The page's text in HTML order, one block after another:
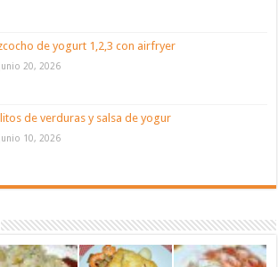
de yogurt 1,2,3 con airfryer
junio 20, 2026
de verduras y salsa de yogur
junio 10, 2026